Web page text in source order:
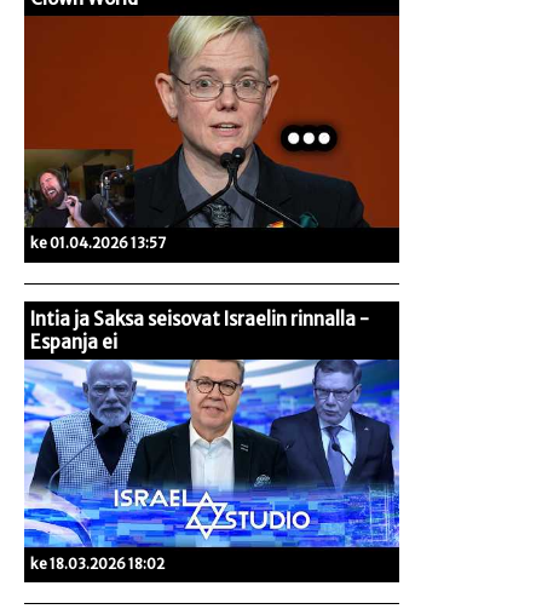
ke 01.04.2026 13:57
Intia ja Saksa seisovat Israelin rinnalla -
Espanja ei
ke 18.03.2026 18:02